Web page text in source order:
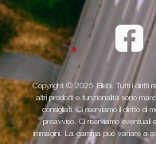
Copyright © 2025 Ellebi. Tutti i diritti
altri prodotti e funzionalità sono
consigliati. Ci riserviamo il diritto di
preavviso. Ci riserviamo eventuali
immagini. La gamma può variare a